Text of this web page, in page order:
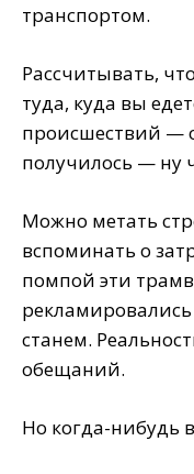
транспортом.
Рассчитывать,
туда, куда вы
происшествий —
получилось — ну
Можно метать
вспоминать о
помпой эти
станем.
обещаний.
Но когда-нибудь